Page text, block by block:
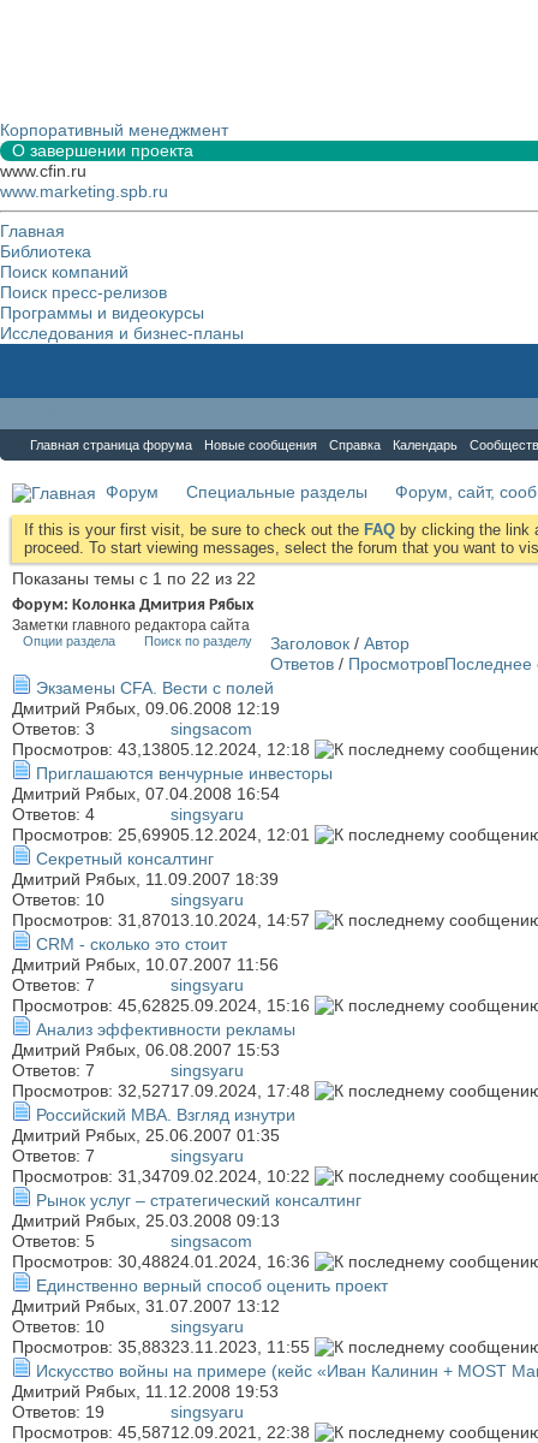
Корпоративный менеджмент
О завершении проекта
www.cfin.ru
www.marketing.spb.ru
Главная
Библиотека
Поиск компаний
Поиск пресс-релизов
Программы и видеокурсы
Исследования и бизнес-планы
Главная страница форума Новые сообщения Справка Календарь
Форум Специальные разделы Форум, сайт,
If this is your first visit, be sure to check out the FAQ by clicking the link
proceed. To start viewing messages, select the forum that you want to
Показаны темы с 1 по 22 из 22
Форум: Колонка Дмитрия Рябых
Заметки главного редактора сайта
Опции раздела Поиск по разделу Заголовок / Автор
Ответов / ПросмотровПоследнее
Экзамены CFA. Вести с полей
Дмитрий Рябых , 09.06.2008 12:19
Ответов: 3
Просмотров: 43,138
singsacom
05.12.2024, 12:18
Приглашаются венчурные инвесторы
Дмитрий Рябых , 07.04.2008 16:54
Ответов: 4
Просмотров: 25,699
singsyaru
05.12.2024, 12:01
Секретный консалтинг
Дмитрий Рябых , 11.09.2007 18:39
Ответов: 10
Просмотров: 31,870
singsyaru
13.10.2024, 14:57
CRM - сколько это стоит
Дмитрий Рябых , 10.07.2007 11:56
Ответов: 7
Просмотров: 45,628
singsyaru
25.09.2024, 15:16
Анализ эффективности рекламы
Дмитрий Рябых , 06.08.2007 15:53
Ответов: 7
Просмотров: 32,527
singsyaru
17.09.2024, 17:48
Российский MBA. Взгляд изнутри
Дмитрий Рябых , 25.06.2007 01:35
Ответов: 7
Просмотров: 31,347
singsyaru
09.02.2024, 10:22
Рынок услуг – стратегический консалтинг
Дмитрий Рябых , 25.03.2008 09:13
Ответов: 5
Просмотров: 30,488
singsacom
24.01.2024, 16:36
Единственно верный способ оценить проект
Дмитрий Рябых , 31.07.2007 13:12
Ответов: 10
Просмотров: 35,883
singsyaru
23.11.2023, 11:55
Искусство войны на примере (кейс «Иван Калинин + MOST
Дмитрий Рябых , 11.12.2008 19:53
Ответов: 19
Просмотров: 45,587
singsyaru
12.09.2021, 22:38